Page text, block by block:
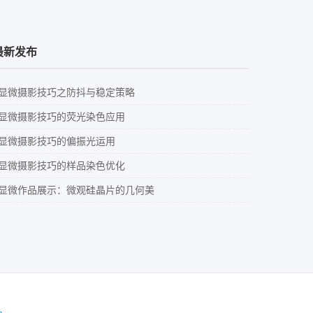
新发布
微摄影技巧之防抖与稳定策略
微摄影技巧的荧光染色应用
微摄影技巧的偏振光运用
微摄影技巧的样品染色优化
微作品展示：微观硅晶片的几何美